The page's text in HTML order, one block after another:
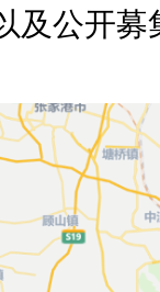
及公开